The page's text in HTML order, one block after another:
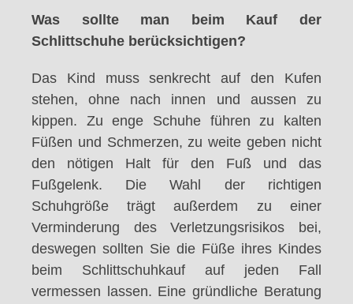
Was sollte man beim Kauf der
Schlittschuhe berücksichtigen?
Das Kind muss senkrecht auf den Kufen
stehen, ohne nach innen und aussen zu
kippen. Zu enge Schuhe führen zu kalten
Füßen und Schmerzen, zu weite geben nicht
den nötigen Halt für den Fuß und das
Fußgelenk. Die Wahl der richtigen
Schuhgröße trägt außerdem zu einer
Verminderung des Verletzungsrisikos bei,
deswegen sollten Sie die Füße ihres Kindes
beim Schlittschuhkauf auf jeden Fall
vermessen lassen. Eine gründliche Beratung